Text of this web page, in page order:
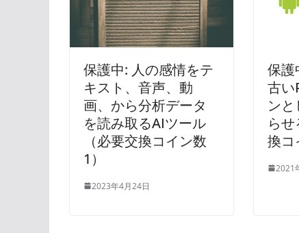
保護中: 人の感情をテ
キスト、音声、動
画、から分析データ
を読み取るAIツール
（必要交換コイン数
1）
2023年4月24日
保護
古い
ン
ら
換コ
2021